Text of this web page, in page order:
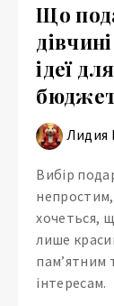
Що
ідеї
Лидия
Вибір
хочеться,
лише
пам’ятним
інтересам.